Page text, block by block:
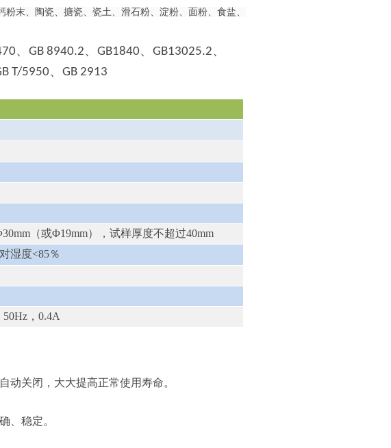
末、陶瓷、搪瓷、瓷土、滑石粉、淀粉、面粉、食盐、
、 GB 8940.2、 GB1840、 GB13025.2、
T/5950、 GB 2913
（或Φ19mm），试样厚度不超过40mm
湿度<85％
，0.4A
动关闭，大大提高正常使用寿命。
、稳定。